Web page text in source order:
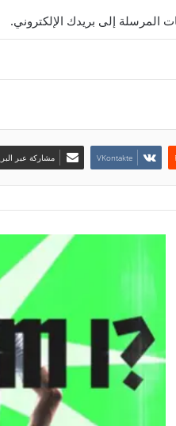
إلى بريدك الإلكتروني.
مشاركة عبر